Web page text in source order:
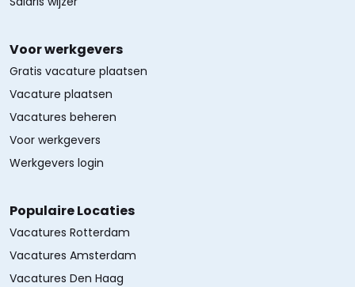
Voor werkgevers
Gratis vacature plaatsen
Vacature plaatsen
Vacatures beheren
Voor werkgevers
Werkgevers login
Populaire Locaties
Vacatures Rotterdam
Vacatures Amsterdam
Vacatures Den Haag